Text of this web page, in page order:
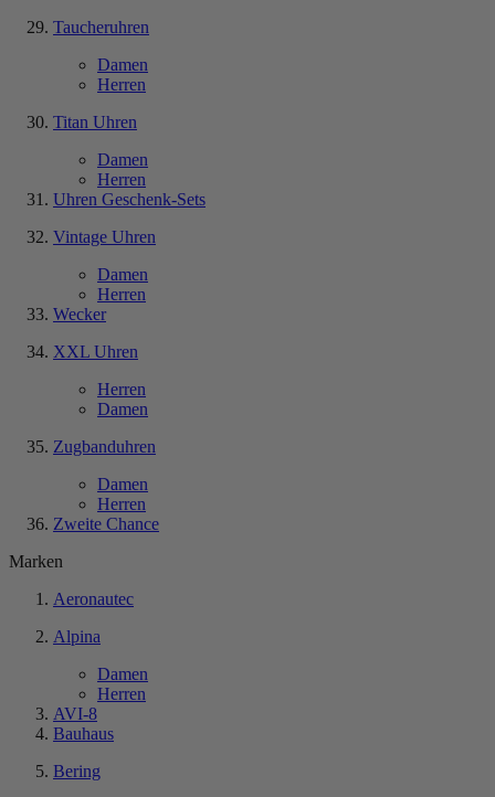
Taucheruhren
Damen
Herren
Titan Uhren
Damen
Herren
Uhren Geschenk-Sets
Vintage Uhren
Damen
Herren
Wecker
XXL Uhren
Herren
Damen
Zugbanduhren
Damen
Herren
Zweite Chance
Marken
Aeronautec
Alpina
Damen
Herren
AVI-8
Bauhaus
Bering